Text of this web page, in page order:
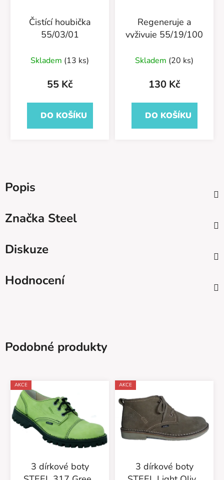
Čistící houbička
55/03/01
Skladem (13 ks)
55 Kč
DO KOŠÍKU
Regeneruje a
vyživuje 55/19/100
Skladem (20 ks)
130 Kč
DO KOŠÍKU
Popis
Značka Steel
Diskuze
Hodnocení
Podobné produkty
AKCE
3 dírkové boty
AKCE
3 dírkové boty